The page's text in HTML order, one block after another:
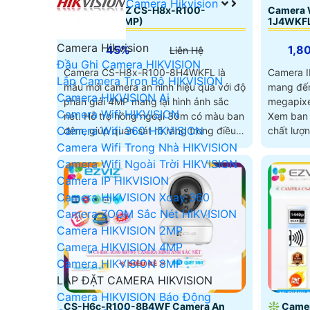
Camera Hikvision
Camera Hikvision
Đầu Ghi Camera HIKVISION
Lắp Camera Trọn Bộ HIKVISION
Camera HIKVISION Ai
Camera Wifi HIKVISION
Camera Wifi 360 HIKVISION
Camera Wifi Trong Nhà HIKVISION
Camera Wifi Ngoài Trời HIKVISION
Camera IP HIKVISION
Camera HIKVISION Xoay 360
Camera ZOOM Sắc Nét HIKVISION
Camera HIKVISION 2MP
Camera HIKVISION 4MP
Camera HIKVISION 8MP
LẮP ĐẶT CAMERA HIKVISION
Camera HIKVISION Báo Động
Camera EZVIZ CS-H8x-R100-
8H4WKFL (4MP)
45%
Liên Hệ
Camera CS-H8x-R100-8H4WKFL là
mẫu mới camera an ninh hiệu quả với độ
phân giải 4MP mang lại hình ảnh sắc
nét. Hỗ trợ hồng ngoại 30m có màu ban
đêm, giúp quan sát rõ ràng trong điều
kiện thiếu sáng
Camera
Camera
mang
Xem
chất
CS-H6c-R100-8B4WF Camera An
❇